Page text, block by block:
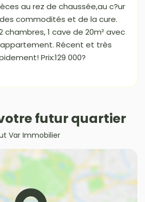
au rez de chaussée,au c?ur
commodités et de la cure.
chambres, 1 cave de 20m² avec
Récent et très
Prix:129 000?
futur quartier
Var Immobilier